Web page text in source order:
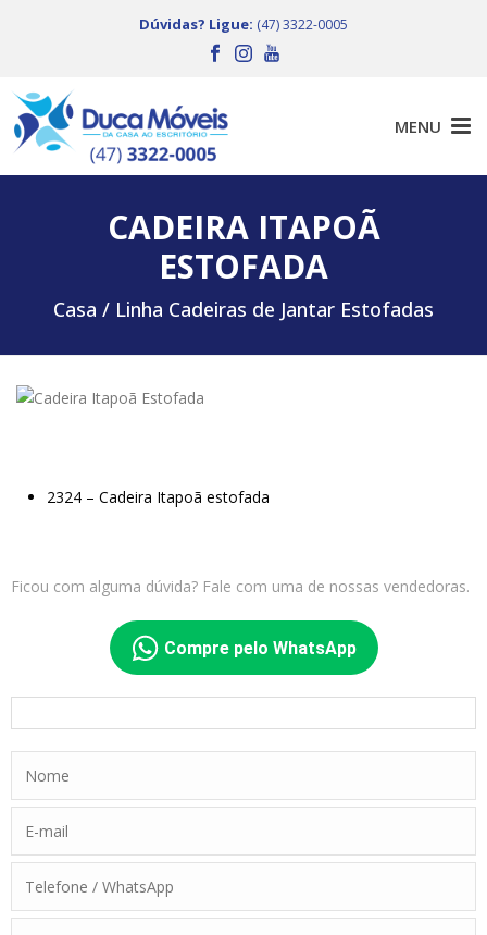
Dúvidas? Ligue: (47) 3322-0005
CADEIRA ITAPOÃ
ESTOFADA
Casa / Linha Cadeiras de Jantar Estofadas
2324 – Cadeira Itapoã estofada
Ficou com alguma dúvida? Fale com uma de nossas vendedoras.
Compre pelo WhatsApp